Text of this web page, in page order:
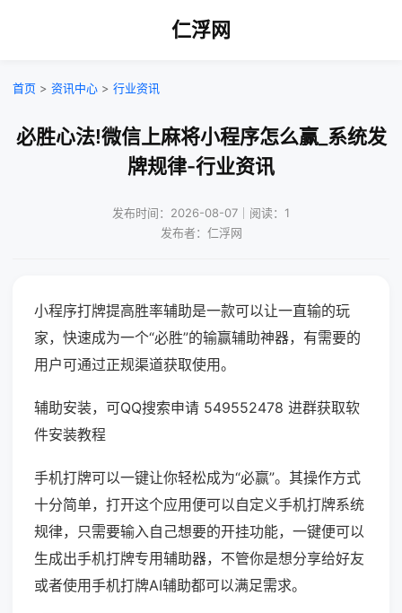
仁浮网
首页 > 资讯中心 > 行业资讯
必胜心法!微信上麻将小程序怎么赢_系统发
牌规律-行业资讯
发布时间：2026-08-07｜阅读：1
发布者：仁浮网
小程序打牌提高胜率辅助是一款可以让一直输的玩
家，快速成为一个“必胜”的输赢辅助神器，有需要的
用户可通过正规渠道获取使用。
辅助安装，可QQ搜索申请 549552478 进群获取软
件安装教程
手机打牌可以一键让你轻松成为“必赢”。其操作方式
十分简单，打开这个应用便可以自定义手机打牌系统
规律，只需要输入自己想要的开挂功能，一键便可以
生成出手机打牌专用辅助器，不管你是想分享给好友
或者使用手机打牌AI辅助都可以满足需求。